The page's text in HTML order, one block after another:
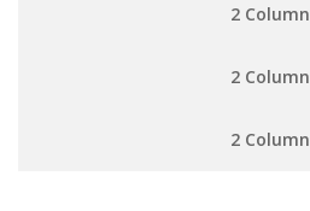
2 Column
2 Column
2 Column